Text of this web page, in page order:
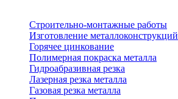
Строительно-монтажные работы
Изготовление металлоконструкций
Горячее цинкование
Полимерная покраска металла
Гидроабразивная резка
Лазерная резка металла
Газовая резка металла